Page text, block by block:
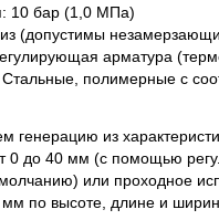
10 бар (1,0 МПа)
(допустимы
арматура
Стальные, полимерные с
генерацию из
0 до 40 мм (с помощью
или проходное
по высоте, длине и